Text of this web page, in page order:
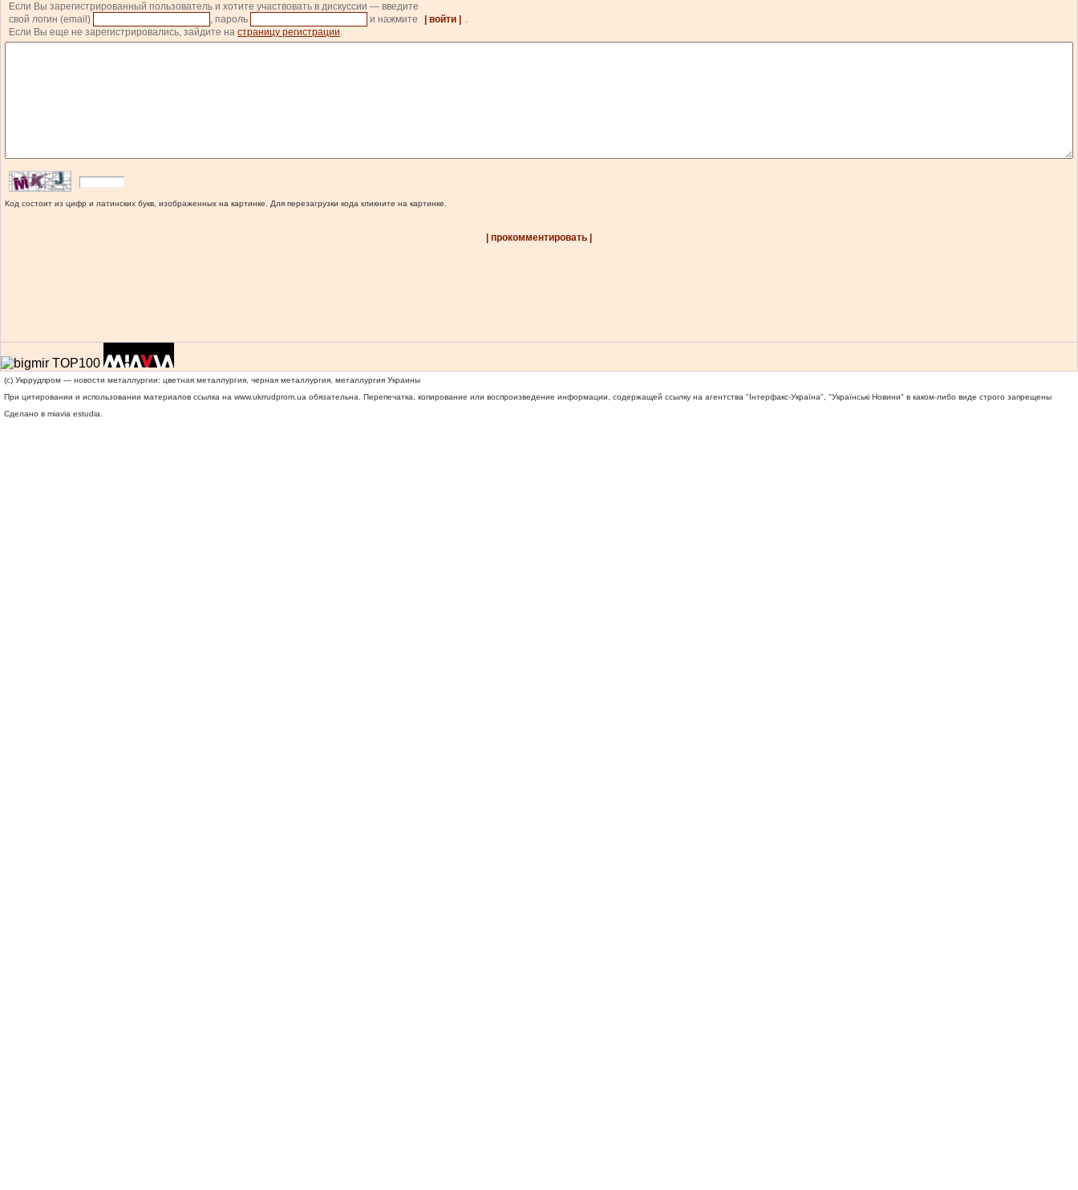
Если Вы зарегистрированный пользователь и хотите участвовать в дискуссии — введите
свой логин (email)
, пароль и нажмите | войти |
.
Если Вы еще не зарегистрировались, зайдите на страницу регистрации.
Код состоит из цифр и латинских букв, изображенных на картинке. Для перезагрузки кода кликните на картинке.
| прокомментировать |
(c) Укррудпром — новости металлургии: цветная металлургия, черная металлургия, металлургия Украины
При цитировании и использовании материалов ссылка на www.ukrrudprom.ua обязательна. Перепечатка, копирование или воспроизведение информации, содержащей ссылку на агентства "Iнтерфакс-Україна", "Українськi Новини" в каком-либо виде строго запрещены
Сделано в miavia estudia.